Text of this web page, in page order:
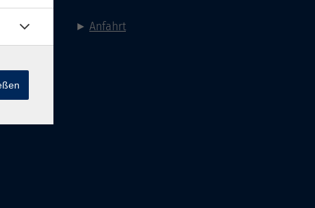
► Anfahrt